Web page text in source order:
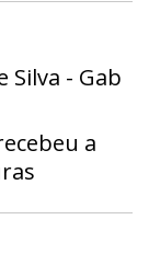
Silva - Gab
a